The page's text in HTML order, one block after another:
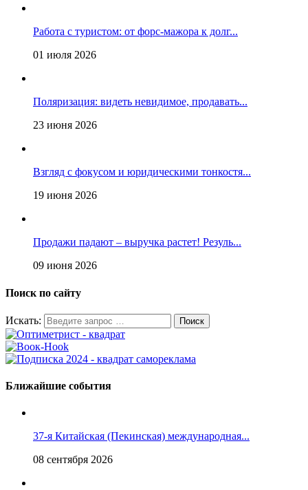
Работа с туристом: от форс-мажора к долг...
01 июля 2026
Поляризация: видеть невидимое, продавать...
23 июня 2026
Взгляд с фокусом и юридическими тонкостя...
19 июня 2026
Продажи падают – выручка растет! Резуль...
09 июня 2026
Поиск по сайту
Искать:
Ближайшие события
37-я Китайская (Пекинская) международная...
08 сентября 2026